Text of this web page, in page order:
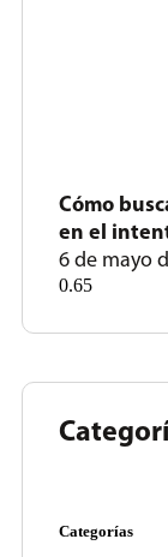
Cómo
en el
6 de mayo
Categorías